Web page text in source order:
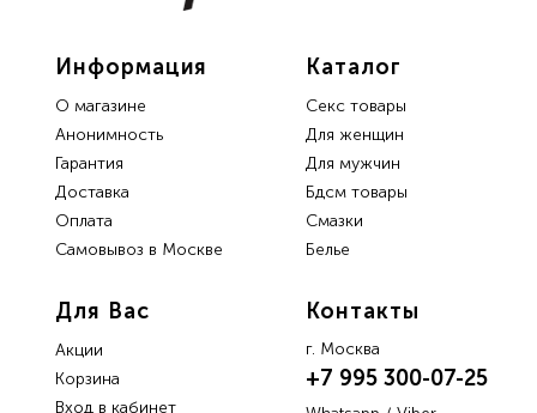
Каталог
Секс товары
Для женщин
Для мужчин
Бдсм товары
Смазки
Белье
Информация
О магазине
Анонимность
Гарантия
Доставка
Oплата
Самовывоз в Москве
Для Вас
Акции
Корзина
Вход в кабинет
Контакты
г. Москва
+7 995 300-07-25